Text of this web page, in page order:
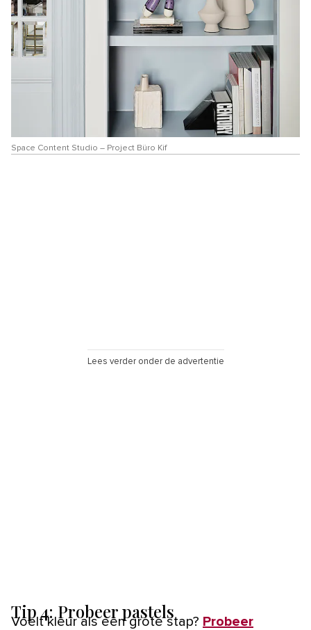
Space Content Studio – Project Büro Kif
Lees verder onder de advertentie
Tip 4: Probeer pastels
Voelt kleur als een grote stap? Probeer